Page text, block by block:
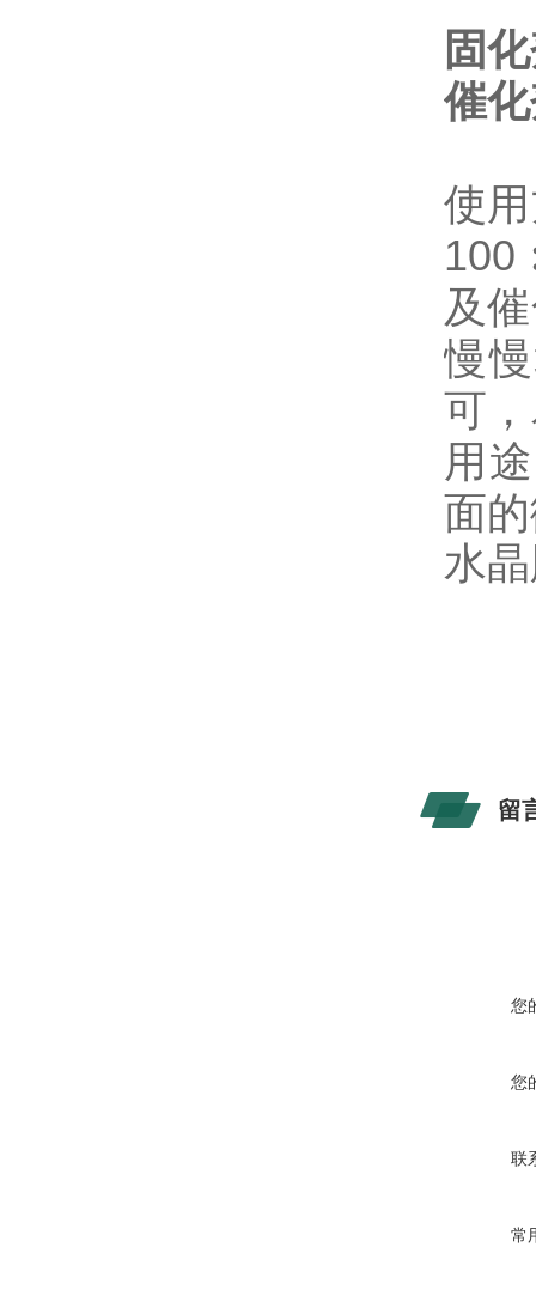
固
催
使
100
及
慢
可
用
面
水
留
您
您
联
常